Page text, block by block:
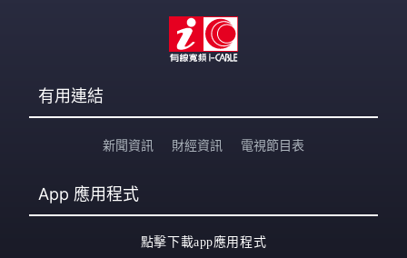
有用連結
新聞資訊 財經資訊 電視節目表
App 應用程式
點擊下載app應用程式